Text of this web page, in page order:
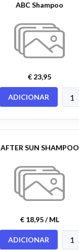
ABC Shampoo
€ 23,95
ADICIONAR
AFTER SUN SHAMPOO
€ 18,95 / ML
ADICIONAR